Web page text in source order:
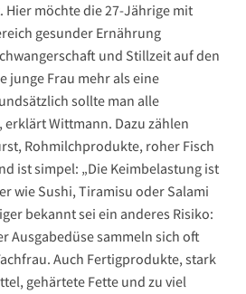
möchte die 27-Jährige mit
gesunder Ernährung
und Stillzeit auf den
junge Frau mehr als eine
sollte man alle
Wittmann. Dazu zählen
Rohmilchprodukte, roher Fisch
ist simpel: „Die Keimbelastung ist
wie Sushi, Tiramisu oder Salami
bekannt sei ein anderes Risiko:
Ausgabedüse sammeln sich oft
Auch Fertigprodukte, stark
gehärtete Fette und zu viel